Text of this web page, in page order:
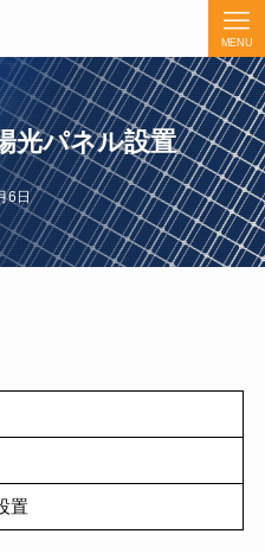
MENU
光パネル設置
6日
置